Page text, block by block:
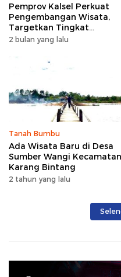
Pemprov Kalsel Perkuat
Pengembangan Wisata,
Targetkan Tingkat
Kunjungan Naik 5 Persen di
2 bulan yang lalu
Tanah Bumbu
Ada Wisata Baru di Desa
Sumber Wangi Kecamatan
Karang Bintang
2 tahun yang lalu